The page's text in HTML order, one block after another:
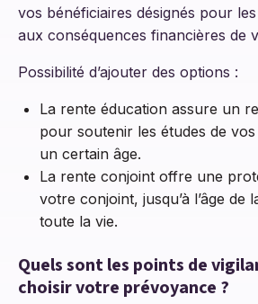
vos bénéficiaires désignés pour
aux conséquences financières de
Possibilité d’ajouter des options :
La rente éducation assure un
pour soutenir les études de
un certain âge.
La rente conjoint offre une
votre conjoint, jusqu’à l’âge
toute la vie.
Quels sont les points de
choisir votre prévoyance ?